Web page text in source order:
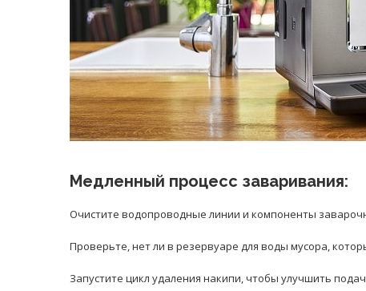
Медленный процесс заваривания:
Очистите водопроводные линии и компоненты
Проверьте, нет ли в резервуаре для воды мусора,
Запустите цикл удаления накипи, чтобы улучшить